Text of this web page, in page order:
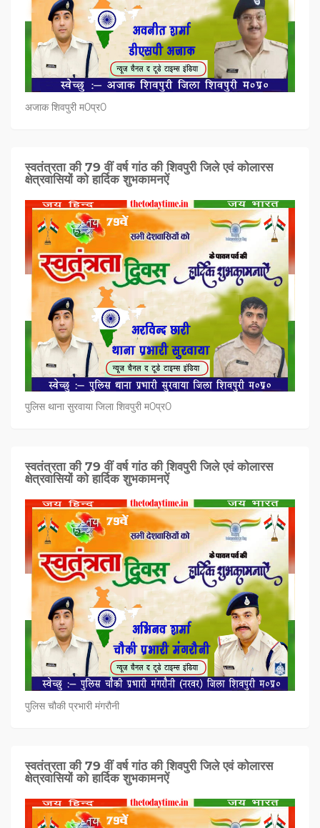
अजाक शिवपुरी म0प्र0
स्वतंत्रता की 79 वीं वर्ष गांठ की शिवपुरी जिले एवं कोलारस
क्षेत्रवासियों को हार्दिक शुभकामनऐं
पुलिस थाना सुरवाया जिला शिवपुरी म0प्र0
स्वतंत्रता की 79 वीं वर्ष गांठ की शिवपुरी जिले एवं कोलारस
क्षेत्रवासियों को हार्दिक शुभकामनऐं
पुलिस चौकी प्रभारी मंगरौनी
स्वतंत्रता की 79 वीं वर्ष गांठ की शिवपुरी जिले एवं कोलारस
क्षेत्रवासियों को हार्दिक शुभकामनऐं